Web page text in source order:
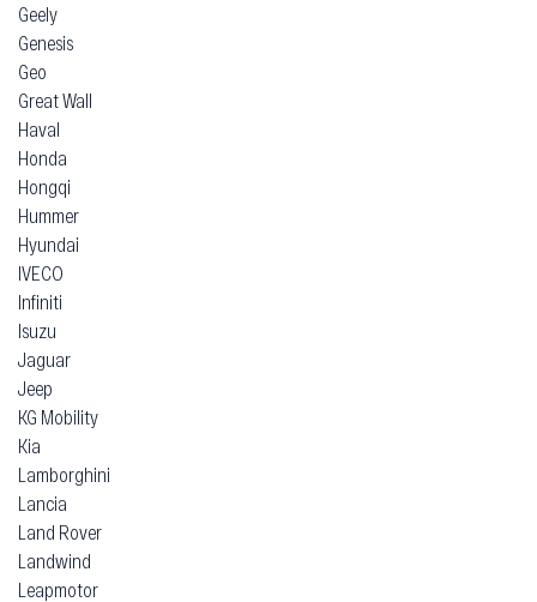
Geely
Genesis
Geo
Great Wall
Haval
Honda
Hongqi
Hummer
Hyundai
IVECO
Infiniti
Isuzu
Jaguar
Jeep
KG Mobility
Kia
Lamborghini
Lancia
Land Rover
Landwind
Leapmotor